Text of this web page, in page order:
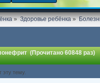
» Здоровье ребёнка»
(Прочитано 60848 раз)
эту тему.